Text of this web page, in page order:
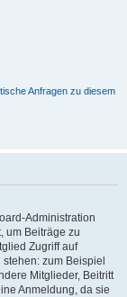
Anfragen zu diesem
Administration
um Beiträge zu
Zugriff auf
zum Beispiel
Mitglieder, Beitritt
Anmeldung, da sie